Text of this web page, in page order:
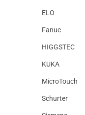
ELO
Fanuc
HIGGSTEC
KUKA
MicroTouch
Schurter